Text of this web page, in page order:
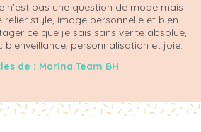
n'est pas une question de mode mais
style, image personnelle et bien-
ce que je sais sans vérité absolue,
bienveillance, personnalisation et joie.
de : Marina Team BH